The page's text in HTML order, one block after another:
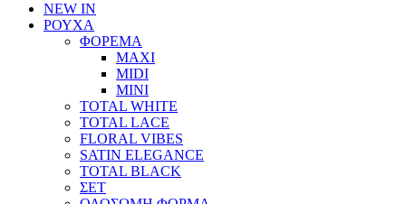
NEW IN
ΡΟΥΧΑ
ΦΟΡΕΜΑ
MAXI
MIDI
MINI
TOTAL WHITE
TOTAL LACE
FLORAL VIBES
SATIN ELEGANCE
TOTAL BLACK
ΣΕΤ